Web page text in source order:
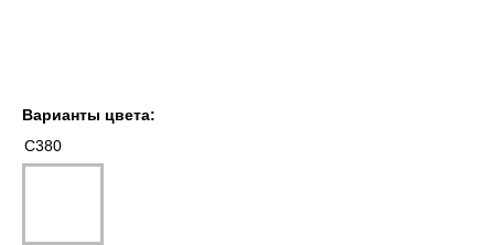
Варианты цвета:
C380